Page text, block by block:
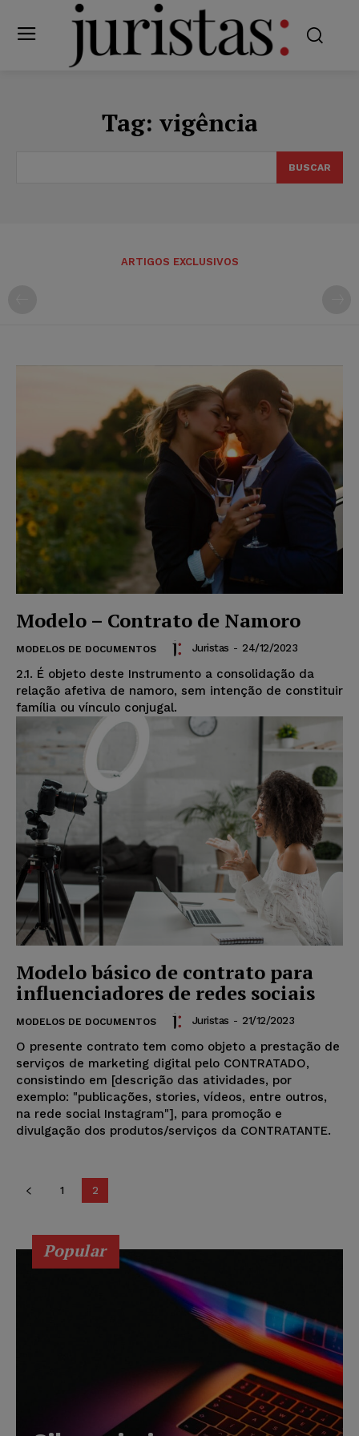
Tag: vigência
BUSCAR
ARTIGOS EXCLUSIVOS
Modelo – Contrato de Namoro
MODELOS DE DOCUMENTOS Juristas - 24/12/2023
2.1. É objeto deste Instrumento a consolidação da
relação afetiva de namoro, sem intenção de constituir
família ou vínculo conjugal.
Modelo básico de contrato para
influenciadores de redes sociais
MODELOS DE DOCUMENTOS Juristas - 21/12/2023
O presente contrato tem como objeto a prestação de
serviços de marketing digital pelo CONTRATADO,
consistindo em [descrição das atividades, por
exemplo: "publicações, stories, vídeos, entre outros,
na rede social Instagram"], para promoção e
divulgação dos produtos/serviços da CONTRATANTE.
1 2
Popular